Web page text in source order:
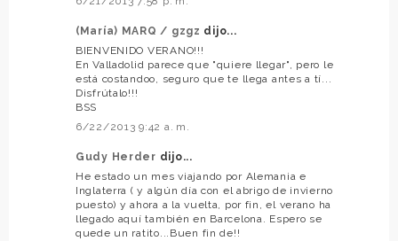
(María) MARQ / gzgz dijo...
BIENVENIDO VERANO!!!
En Valladolid parece que "quiere llegar", pero le
está costandoo, seguro que te llega antes a tí...
Disfrútalo!!!
BSS
6/22/2013 9:42 a. m.
Gudy Herder dijo...
He estado un mes viajando por Alemania e
Inglaterra ( y algún día con el abrigo de invierno
puesto) y ahora a la vuelta, por fin, el verano ha
llegado aquí también en Barcelona. Espero se
quede un ratito...Buen fin de!!